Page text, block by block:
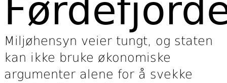
Miljøhensyn veier tungt, og staten
kan ikke bruke økonomiske
argumenter alene for å svekke